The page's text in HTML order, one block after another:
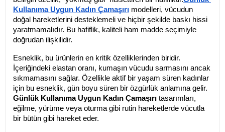
Kullanıma Uygun Kadın Çamaşırı modelleri, vücudun
doğal hareketlerini desteklemeli ve hiçbir şekilde baskı hissi
yaratmamalıdır. Bu hafiflik, kaliteli ham madde seçimiyle
doğrudan ilişkilidir.
Esneklik, bu ürünlerin en kritik özelliklerinden biridir.
İçeriğindeki elastan oranı, kumaşın vücudu sarmasını ancak
sıkmamasını sağlar. Özellikle aktif bir yaşam süren kadınlar
Günlük Kullanıma Uygun Kadın Çamaşırı tasarımları,
eğilme, yürüme veya oturma gibi rutin hareketlerde vücutla
bir bütün gibi hareket eder.